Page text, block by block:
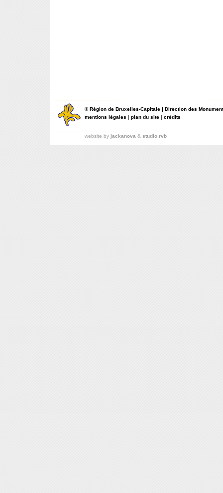
©Région de Bruxelles-Capitale | Direction des
mentions légales | plan du site | crédits
website by jackanova & studio rvb